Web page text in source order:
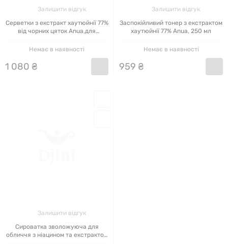
Залишити відгук
Серветки з екстракт хаутюйнії 77%
від чорних цяток Anua,для
Немає в наявності
1 080 ₴
Залишити відгук
Заспокійливий тонер з екстрактом
хаутюйнії 77% Anua, 250 мл
Немає в наявності
959 ₴
Залишити відгук
Сироватка зволожуюча для
обличчя з ніацином та екстрактом